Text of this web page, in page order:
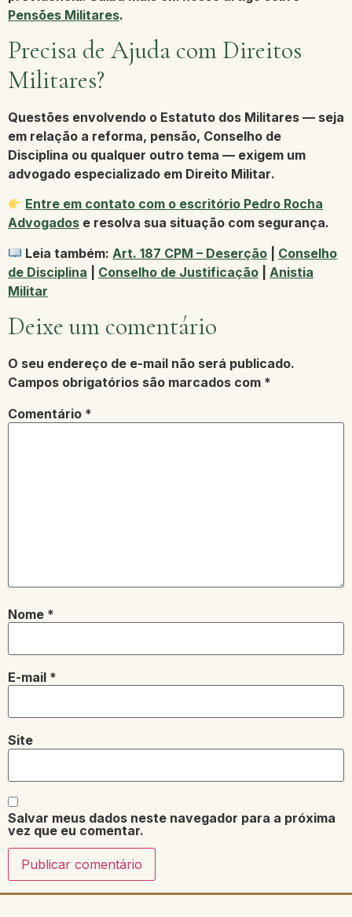
Pensões Militares.
Precisa de Ajuda com Direitos
Militares?
Questões envolvendo o Estatuto dos Militares — seja
em relação a reforma, pensão, Conselho de
Disciplina ou qualquer outro tema — exigem um
advogado especializado em Direito Militar.
Entre em contato com o escritório Pedro Rocha
Advogados e resolva sua situação com segurança.
Leia também: Art. 187 CPM – Deserção
Conselho
de Disciplina
Conselho de Justificação
Anistia
Militar
Deixe um comentário
O seu endereço de e-mail não será publicado.
Campos obrigatórios são marcados com *
Comentário *
Nome *
E-mail *
Site
Salvar meus dados neste navegador para a próxima
vez que eu comentar.